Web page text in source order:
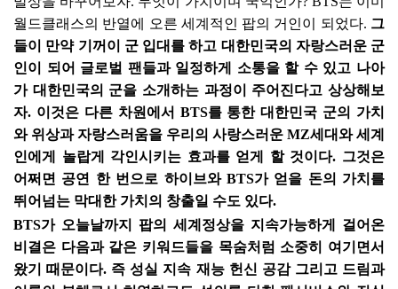
월드클래스의 반열에 오른 세계적인 팝의 거인이 되었다. 그
들이 만약 기꺼이 군 입대를 하고 대한민국의 자랑스러운 군
인이 되어 글로벌 팬들과 일정하게 소통을 할 수 있고 나아
가 대한민국의 군을 소개하는 과정이 주어진다고 상상해보
자. 이것은 다른 차원에서 BTS를 통한 대한민국 군의 가치
와 위상과 자랑스러움을 우리의 사랑스러운 MZ세대와 세계
인에게 놀랍게 각인시키는 효과를 얻게 할 것이다. 그것은
어쩌면 공연 한 번으로 하이브와 BTS가 얻을 돈의 가치를
뛰어넘는 막대한 가치의 창출일 수도 있다.
BTS가 오늘날까지 팝의 세계정상을 지속가능하게 걸어온
비결은 다음과 같은 키워드들을 목숨처럼 소중히 여기면서
왔기 때문이다. 즉 성실 지속 재능 헌신 공감 그리고 드림과